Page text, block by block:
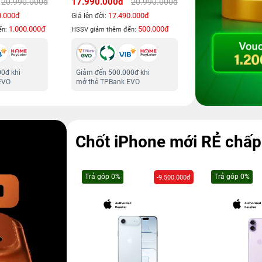
17.490.000đ
thêm đến:500.000đ
500.000đ khi
EVO
Giá lên đời:23.490.000đ
HSSV giảm thêm đến:
Tặng Voucher 900.000đ khi
mở thẻ tín dụng VIB
HSSV
Giảm
mở
Chốt iPhone mới RẺ
Trả góp 0% -9.500.000đ Trả góp 0% -1.500.000đ